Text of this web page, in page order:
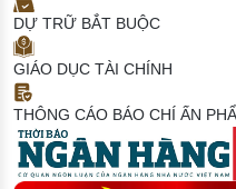
DỰ TRỮ BẮT BUỘC
GIÁO DỤC TÀI CHÍNH
THÔNG CÁO BÁO CHÍ ẤN